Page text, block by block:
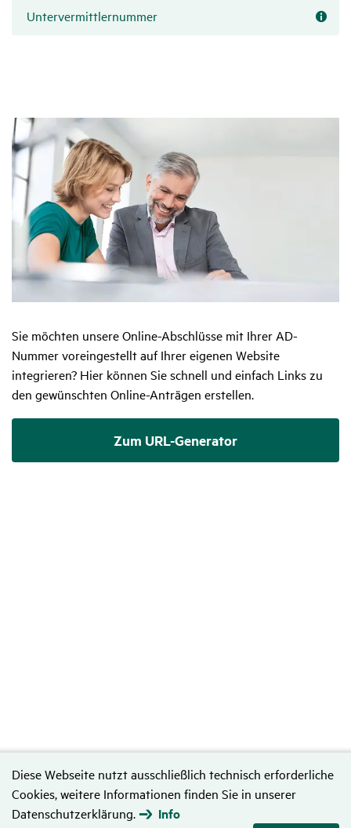
Diese Webseite nutzt ausschließlich technisch erforderliche
Cookies, weitere Informationen finden Sie in unserer
Datenschutzerklärung.
Info
Untervermittlernummer
Sie möchten unsere Online-Abschlüsse mit Ihrer AD-
Nummer voreingestellt auf Ihrer eigenen Website
integrieren? Hier können Sie schnell und einfach Links zu
den gewünschten Online-Anträgen erstellen.
Zum URL-Generator